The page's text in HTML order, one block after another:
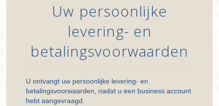
Uw persoonlijke
levering- en
betalingsvoorwaarden
U ontvangt uw persoonlijke levering- en
betalingsvoorwaarden, nadat u een business account
hebt aangevraagd.